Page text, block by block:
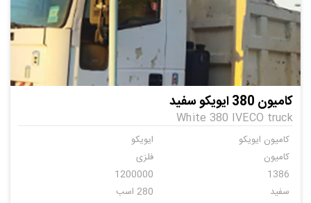
کامیون 380 ایویکو سفید
White 380 IVECO truck
کامیون ایویکو
ایویکو
کامیون
فلزی
1386
1200000
سفید
280 اسب